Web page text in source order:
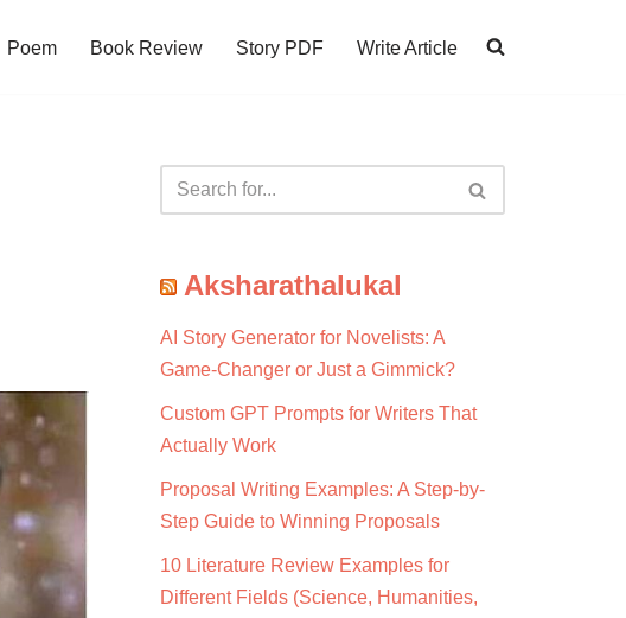
Poem Book Review Story PDF Write Article
Aksharathalukal
AI Story Generator for Novelists: A
Game-Changer or Just a Gimmick?
Custom GPT Prompts for Writers That
Actually Work
Proposal Writing Examples: A Step-by-
Step Guide to Winning Proposals
10 Literature Review Examples for
Different Fields (Science, Humanities,